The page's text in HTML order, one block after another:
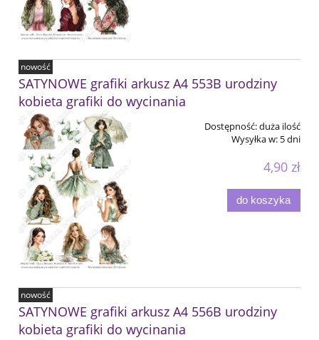
SATYNOWE grafiki arkusz A4 553B urodziny
kobieta grafiki do wycinania
Dostępność:duża ilość
Wysyłka w: 5 dni
4,90 zł
do koszyka
nowość
SATYNOWE grafiki arkusz A4 556B urodziny
kobieta grafiki do wycinania
nowość